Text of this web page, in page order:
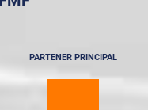
PARTENER PRINCIPAL